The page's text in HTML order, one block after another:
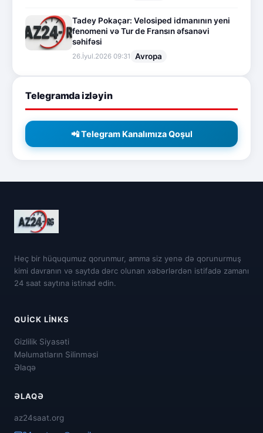
Tadey Pokaçar: Velosiped idmanının yeni
fenomeni və Tur de Fransın əfsanəvi
səhifəsi
26.İyul.2026 09:31 Avropa
Telegramda izləyin
📲 Telegram Kanalımıza Qoşul
Heç bir hüququmuz qorunmur, amma siz yenə də qorunurmuş
kimi davranın və saytda dərc olunan xəbərlərdən istifadə zamanı
24 saat saytına istinad edin.
QUICK LINKS
Gizlilik Siyasəti
Məlumatların Silinməsi
Əlaqə
ƏLAQƏ
az24saat.org